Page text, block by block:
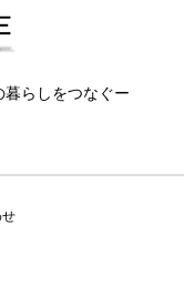
らしをつなぐー
せ